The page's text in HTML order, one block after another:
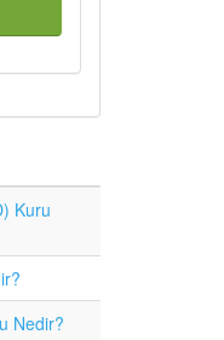
Kuru
Nedir?